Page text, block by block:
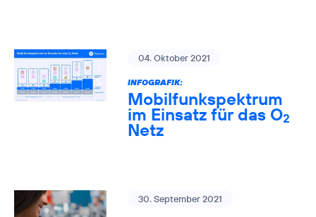
04. Oktober 2021
INFOGRAFIK:
Mobilfunkspektrum
im Einsatz für das O2
Netz
30. September 2021